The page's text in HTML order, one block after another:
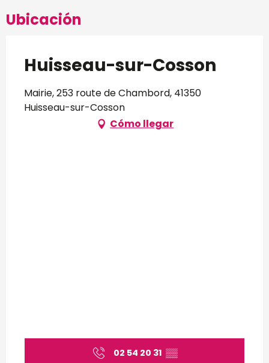
Ubicación
Huisseau-sur-Cosson
Mairie, 253 route de Chambord, 41350
Huisseau-sur-Cosson
Cómo llegar
02 54 20 31 ▒▒